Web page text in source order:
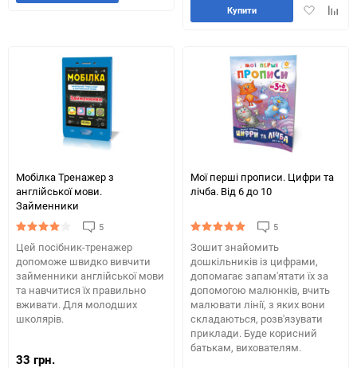
Додати
Купити
Мобілка Тренажер з
англійської мови.
Займенники
5
Цей посібник-тренажер
допоможе швидко вивчити
займенники англійської мови
та навчитися їх правильно
вживати. Для молодших
школярів.
33 грн.
Мої перші прописи. Цифри та
лічба. Від 6 до 10
5
Зошит знайомить
дошкільників із цифрами,
допомагає запам'ятати їх за
допомогою малюнків, вчить
малювати лінії, з яких вони
складаються, розв'язувати
приклади. Буде корисний
батькам, вихователям.